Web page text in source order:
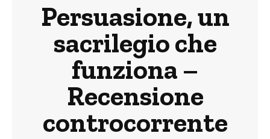
Persuasione, un
sacrilegio che
funziona –
Recensione
controcorrente